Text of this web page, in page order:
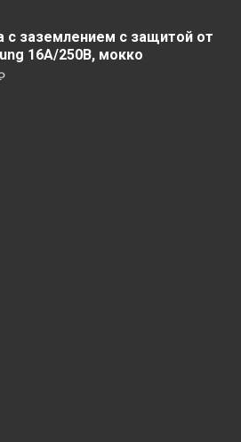
с заземлением с защитой от
16А/250В, мокко